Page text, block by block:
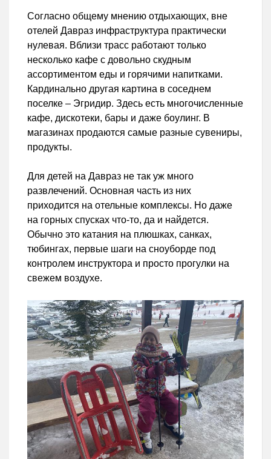
Согласно общему мнению отдыхающих, вне
отелей Давраз инфраструктура практически
нулевая. Вблизи трасс работают только
несколько кафе с довольно скудным
ассортиментом еды и горячими напитками.
Кардинально другая картина в соседнем
поселке – Эгридир. Здесь есть многочисленные
кафе, дискотеки, бары и даже боулинг. В
магазинах продаются самые разные сувениры,
продукты.
Для детей на Давраз не так уж много
развлечений. Основная часть из них
приходится на отельные комплексы. Но даже
на горных спусках что-то, да и найдется.
Обычно это катания на плюшках, санках,
тюбингах, первые шаги на сноуборде под
контролем инструктора и просто прогулки на
свежем воздухе.